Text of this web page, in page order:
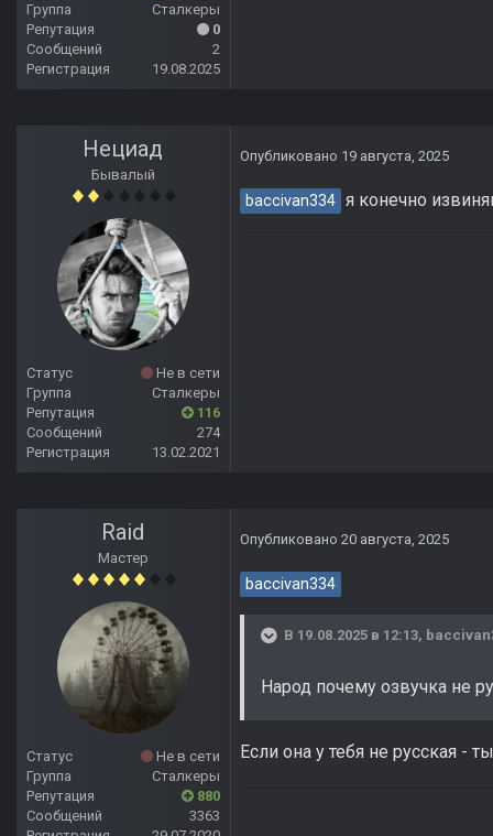
Группа
Сталкеры
Репутация
0
Сообщений
2
Регистрация
19.08.2025
Нециад
Бывалый
Статус
Не в сети
Группа
Сталкеры
Репутация
116
Сообщений
274
Регистрация
13.02.2021
Опубликовано 19 августа, 2025
baccivan334 я конечно
Raid
Мастер
Статус
Не в сети
Группа
Сталкеры
Репутация
880
Сообщений
3363
Опубликовано 20 августа, 2025
baccivan334
В 19.08.2025 в 12:13,
Народ почему озвучка не
Если она у тебя не русская -